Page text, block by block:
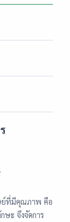
ย์ที่มีคุณภาพ คือ
ะ จึงจัดการ